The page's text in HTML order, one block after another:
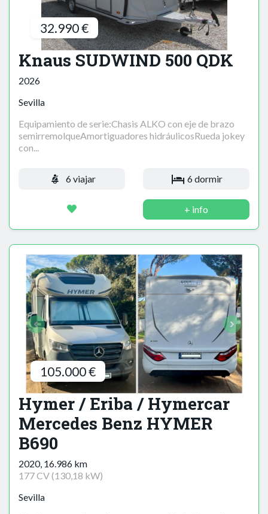
32.990 €
Knaus SUDWIND 500 QDK
2026
Sevilla
Equipamiento de serie:Chasis ALKO con eje de brazo
semirremolqueAmortiguadores hidráulicosRueda jokey
con...
6 viajar 6 dormir
+ info
105.000 €
Hymer / Eriba / Hymercar
Mercedes Benz HYMER
B690
2020, 16.986 km
177 CV (130,18 kW)
Sevilla